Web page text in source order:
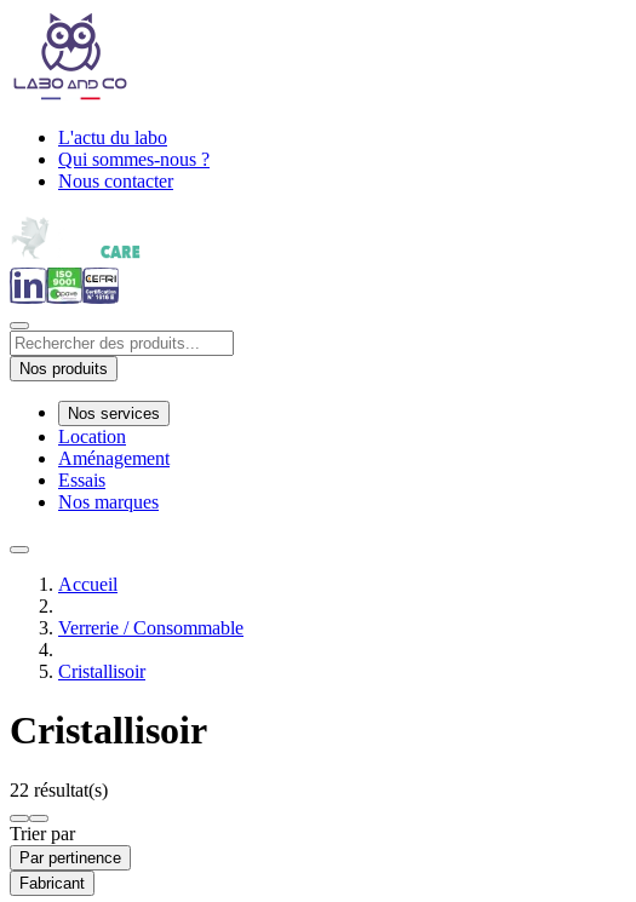
L'actu du labo
Qui sommes-nous ?
Nous contacter
Nos produits
Nos services
Location
Aménagement
Essais
Nos marques
Accueil
Verrerie / Consommable
Cristallisoir
Cristallisoir
22 résultat(s)
Trier par
Par pertinence
Fabricant